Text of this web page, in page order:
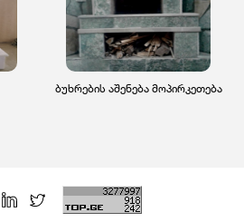
ბუხრების აშენება მოპირკეთება